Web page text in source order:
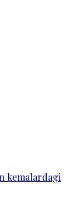
kemalardagi